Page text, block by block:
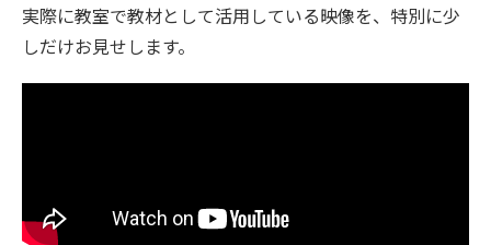
実際に教室で教材として活用している映像を、特別に少
しだけお見せします。